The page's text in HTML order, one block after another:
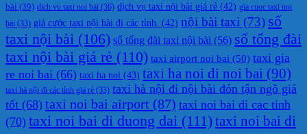
bài (39) dich vu taxi noi bai (36) dịch vụ taxi nội bài giá rẻ (42) gia cuoc taxi noi
bai (33) giá cước taxi nội bài đi các tỉnh. (42) nội bài taxi (73) số
taxi nội bài (106) số tổng đài taxi nội bài (56) số tổng đài
taxi nội bài giá rẻ (110) taxi airport noi bai (50) taxi gia
re noi bai (66) taxi ha noi (43) taxi ha noi di noi bai (90)
taxi hà nội đi các tỉnh giá rẻ (33) taxi hà nội đi nội bài đón tận ngõ giá
tốt (68) taxi noi bai airport (87) taxi noi bai di cac tinh
(70) taxi noi bai di duong dai (111)taxi noi bai di